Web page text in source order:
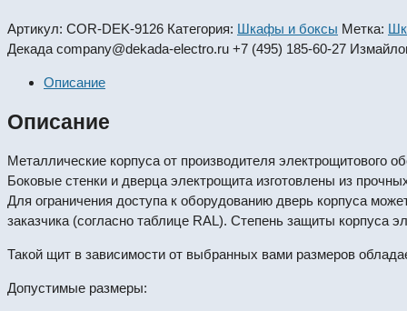
Артикул: COR-DEK-9126 Категория: Шкафы и боксы Метка:
Декада company@dekada-electro.ru +7 (495) 185-60-27
Описание
Описание
Металлические корпуса от производителя электрощитового
Боковые стенки и дверца электрощита изготовлены из
Для ограничения доступа к оборудованию дверь корпуса
заказчика (согласно таблице RAL). Степень защиты корпуса
Такой щит в зависимости от выбранных вами размеров
Допустимые размеры: